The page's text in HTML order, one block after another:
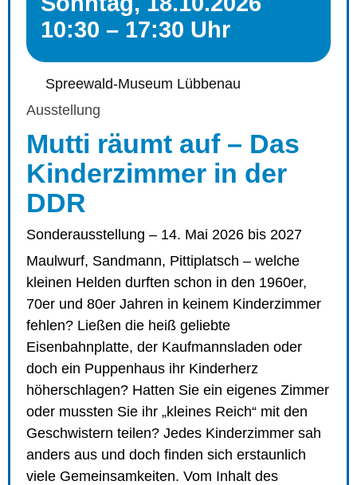
10:30 – 17:30 Uhr
Spreewald-Museum Lübbenau
Ausstellung
Mutti räumt auf – Das
Kinderzimmer in der
DDR
Sonderausstellung – 14. Mai 2026 bis 2027
Maulwurf, Sandmann, Pittiplatsch – welche
kleinen Helden durften schon in den 1960er,
70er und 80er Jahren in keinem Kinderzimmer
fehlen? Ließen die heiß geliebte
Eisenbahnplatte, der Kaufmannsladen oder
doch ein Puppenhaus ihr Kinderherz
höherschlagen? Hatten Sie ein eigenes Zimmer
oder mussten Sie ihr „kleines Reich“ mit den
Geschwistern teilen? Jedes Kinderzimmer sah
anders aus und doch finden sich erstaunlich
viele Gemeinsamkeiten. Vom Inhalt des